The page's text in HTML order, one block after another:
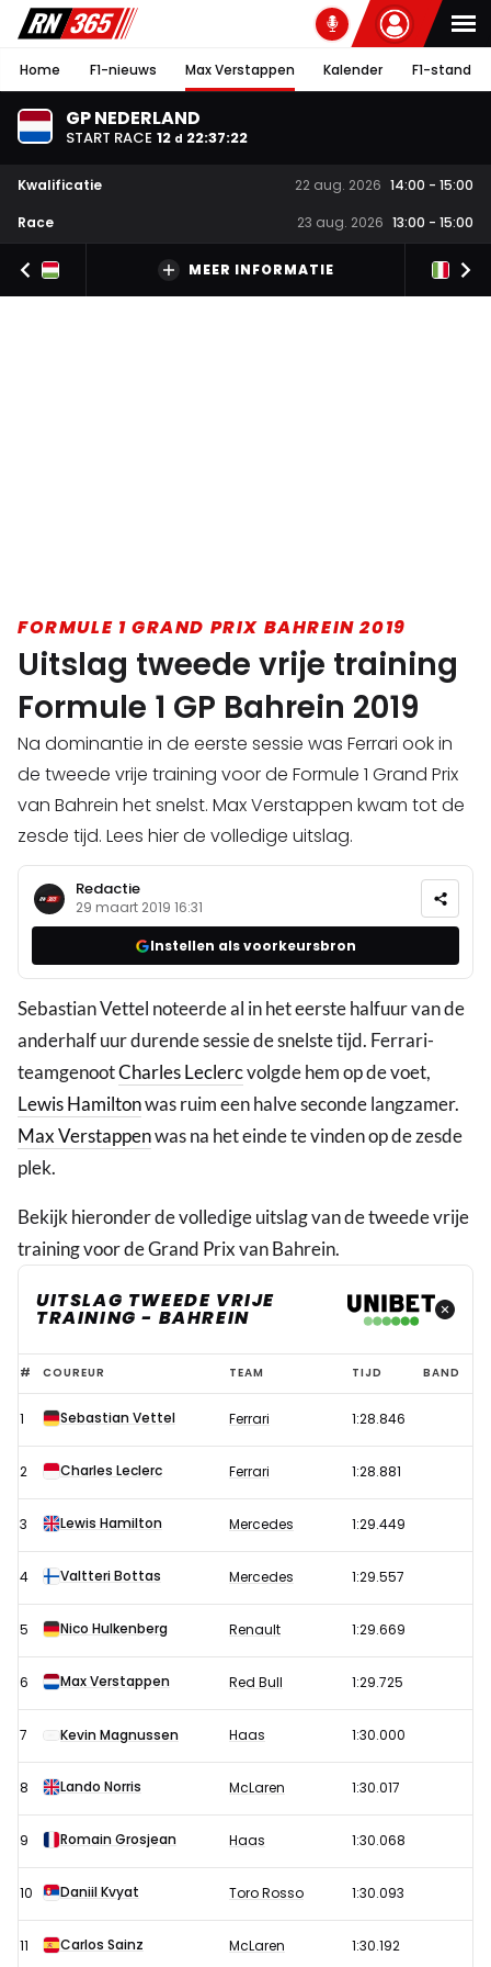
Home F1-nieuws Max Verstappen Kalender F1-stand
GP NEDERLAND
START RACE 12 d 22:37:21
Kwalificatie 22 aug. 2026 14:00 - 15:00
Race
23 aug. 2026 13:00 - 15:00
MEER INFORMATIE
FORMULE 1 GRAND PRIX BAHREIN 2019
Uitslag tweede vrije training
Formule 1 GP Bahrein 2019
Na dominantie in de eerste sessie was Ferrari ook in
de tweede vrije training voor de Formule 1 Grand Prix
van Bahrein het snelst. Max Verstappen kwam tot de
zesde tijd. Lees hier de volledige uitslag.
Redactie
29 maart 2019 16:31
Instellen als voorkeursbron
Sebastian Vettel noteerde al in het eerste halfuur van de
anderhalf uur durende sessie de snelste tijd. Ferrari-
teamgenootCharles Leclercvolgde hem op de voet,
Lewis Hamiltonwas ruim een halve seconde langzamer.
Max Verstappenwas na het einde te vinden op de zesde
plek.
Bekijk hieronder de volledige uitslag van de tweede vrije
training voor de Grand Prix van Bahrein.
UITSLAG TWEEDE VRIJE
TRAINING - BAHREIN
Uitslag
tweede
vrije
training
1
GP
Bahrein
2019
# COUREUR TEAM TIJD BAND
1 Sebastian Vettel Ferrari 1:28.846
2 Charles Leclerc Ferrari 1:28.881
3 Lewis Hamilton Mercedes 1:29.449
4 Valtteri Bottas Mercedes 1:29.557
5 Nico Hulkenberg Renault 1:29.669
6 Max Verstappen Red Bull 1:29.725
7 Kevin Magnussen Haas 1:30.000
8 Lando Norris McLaren 1:30.017
9 Romain Grosjean Haas 1:30.068
10 Daniil Kvyat Toro Rosso 1:30.093
11 Carlos Sainz McLaren 1:30.192